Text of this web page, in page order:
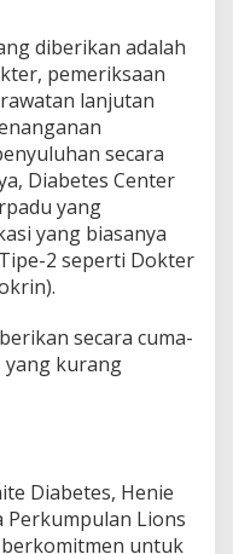
diberikan adalah
pemeriksaan
lanjutan
secara
Diabetes Center
yang
yang biasanya
2 seperti Dokter
secara cuma-
yang kurang
Diabetes, Henie
Perkumpulan Lions
untuk